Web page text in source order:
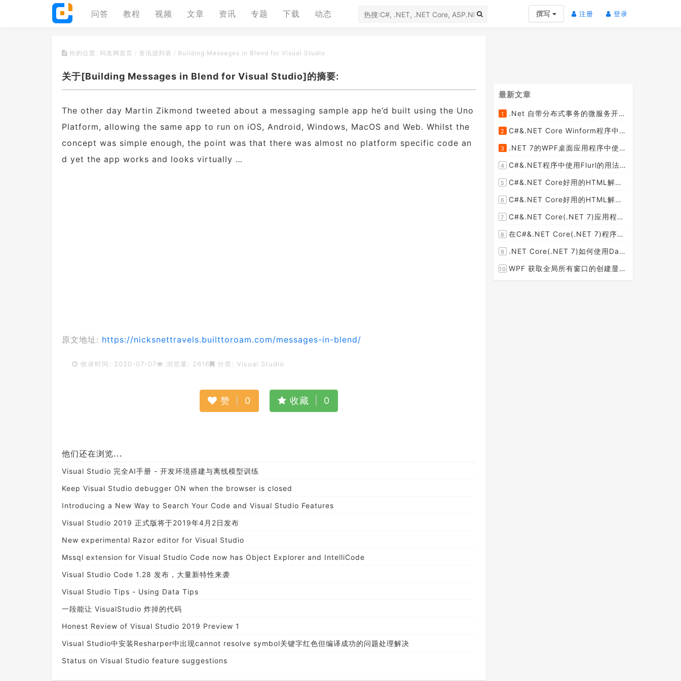
问答 教程 视频 文章 资讯 专题 下载 动态 撰写 注册 (current)
登录
你的位置: 码友网首页 / 资讯源列表 / Building Messages in Blend for Visual Studio
关于[Building Messages in Blend for Visual Studio]的摘要:
The other day Martin Zikmond tweeted about a messaging sample app he’d built using the Uno
Platform, allowing the same app to run on iOS, Android, Windows, MacOS and Web. Whilst the
concept was simple enough, the point was that there was almost no platform specific code an
d yet the app works and looks virtually …
原文地址: https://nicksnettravels.builttoroam.com/messages-in-blend/
收录时间: 2020-07-07 浏览量: 2616 分类: Visual Studio
赞 0 收藏 0
他们还在浏览...
Visual Studio 完全AI手册 - 开发环境搭建与离线模型训练
Keep Visual Studio debugger ON when the browser is closed
Introducing a New Way to Search Your Code and Visual Studio Features
Visual Studio 2019 正式版将于2019年4月2日发布
New experimental Razor editor for Visual Studio
Mssql extension for Visual Studio Code now has Object Explorer and IntelliCode
Visual Studio Code 1.28 发布，大量新特性来袭
Visual Studio Tips - Using Data Tips
一段能让 VisualStudio 炸掉的代码
Honest Review of Visual Studio 2019 Preview 1
Visual Studio中安装Resharper中出现cannot resolve symbol关键字红色但编译成功的问题处理解决
Status on Visual Studio feature suggestions
最新文章
1
.Net 自带分布式事务的微服务开源框架JMSFramework
2
C#&.NET Core Winform程序中使用Parallel动态开启多个线程及取消多线程详细教程
3
.NET 7的WPF桌面应用程序中使用配置文件：App.config与AppSettings.json
4
C#&.NET程序中使用Flurl的用法与问题汇总(非常详细)
5
C#&.NET Core好用的HTML解析器推荐之HtmlAgilityPack篇
6
C#&.NET Core好用的HTML解析器推荐之AngleSharp篇
7
C#&.NET Core(.NET 7)应用程序开发中如何解析html元素，有哪些类库或组件呢？
8
在C#&.NET Core(.NET 7)程序开发中使用Npgsql,Dapper,EF Core等不同方式连接和操作PostgreSQL数据库示例教程(推荐阅读)
9
.NET Core(.NET 7)如何使用Dapper连接PostgreSQL数据库并实现CRUD(新增，查询，修改，删除)的超详细入门示例教程
10 WPF 获取全局所有窗口的创建显示事件 监控窗口打开
[2023-01-19]